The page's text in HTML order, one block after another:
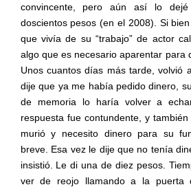
convincente, pero aún así lo
doscientos pesos (en el 2008). Si
que vivía de su “trabajo” de actor
algo que es necesario aparentar para
Unos cuantos días más tarde, volvió
dije que ya me había pedido dinero,
de memoria lo haría volver a
respuesta fue contundente, y
murió y necesito dinero para su
breve. Esa vez le dije que no tenía
insistió. Le di una de diez pesos.
ver de reojo llamando a la puerta